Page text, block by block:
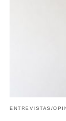
ENTREVISTAS/